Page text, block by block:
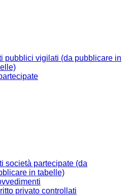
pubblici vigilati (da pubblicare in
società partecipate (da
in tabelle)
privato controllati